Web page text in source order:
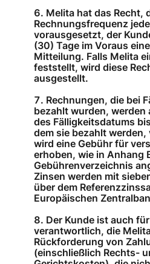
Melita hat das Recht,
Rechnungsfrequenz
vorausgesetzt, der
(30) Tage im Voraus
Mitteilung. Falls Melita
feststellt, wird diese
ausgestellt.
Rechnungen, die bei
bezahlt wurden, werden
des Fälligkeitsdatums
dem sie bezahlt
wird eine Gebühr für
erhoben, wie in Anhang
Gebührenverzeichnis
Zinsen werden mit
über dem
Europäischen
Der Kunde ist auch
verantwortlich, die
Rückforderung von
(einschließlich Rechts-